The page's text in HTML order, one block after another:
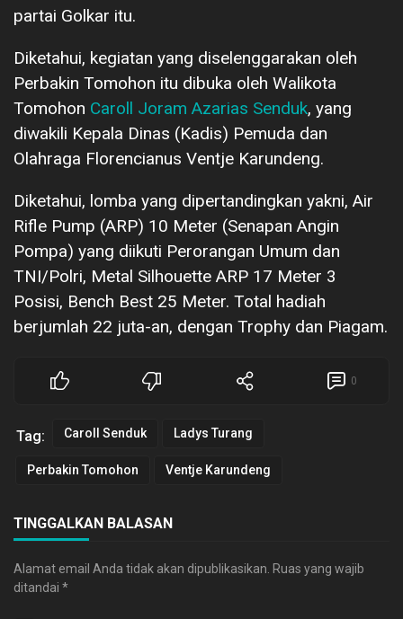
partai Golkar itu.
Diketahui, kegiatan yang diselenggarakan oleh
Perbakin Tomohon itu dibuka oleh Walikota
Tomohon Caroll Joram Azarias Senduk, yang
diwakili Kepala Dinas (Kadis) Pemuda dan
Olahraga Florencianus Ventje Karundeng.
Diketahui, lomba yang dipertandingkan yakni, Air
Rifle Pump (ARP) 10 Meter (Senapan Angin
Pompa) yang diikuti Perorangan Umum dan
TNI/Polri, Metal Silhouette ARP 17 Meter 3
Posisi, Bench Best 25 Meter. Total hadiah
berjumlah 22 juta-an, dengan Trophy dan Piagam.
0
Tag: Caroll Senduk Ladys Turang
Perbakin Tomohon Ventje Karundeng
TINGGALKAN BALASAN
Alamat email Anda tidak akan dipublikasikan. Ruas yang wajib
ditandai *